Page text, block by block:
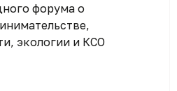
форума о
экологии и КСО